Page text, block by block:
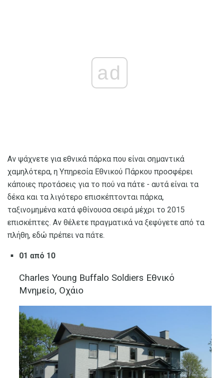
ad
Αν ψάχνετε για εθνικά πάρκα που είναι σημαντικά
χαμηλότερα, η Υπηρεσία Εθνικού Πάρκου προσφέρει
κάποιες προτάσεις για το πού να πάτε - αυτά είναι τα
δέκα και τα λιγότερο επισκέπτονται πάρκα,
ταξινομημένα κατά φθίνουσα σειρά μέχρι το 2015
επισκέπτες. Αν θέλετε πραγματικά να ξεφύγετε από τα
πλήθη, εδώ πρέπει να πάτε.
01 από 10
Charles Young Buffalo Soldiers Εθνικό
Μνημείο, Οχάιο